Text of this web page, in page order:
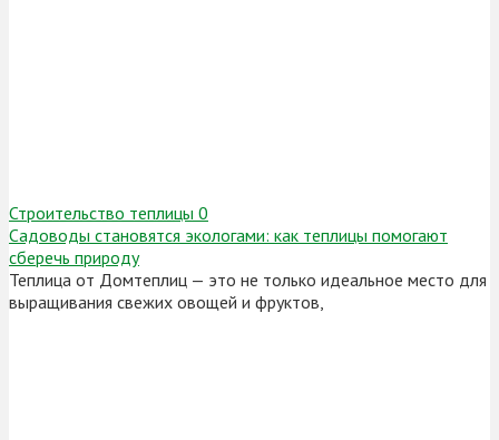
Строительство теплицы 0
Садоводы становятся экологами: как теплицы помогают
сберечь природу
Теплица от Домтеплиц — это не только идеальное место для
выращивания свежих овощей и фруктов,